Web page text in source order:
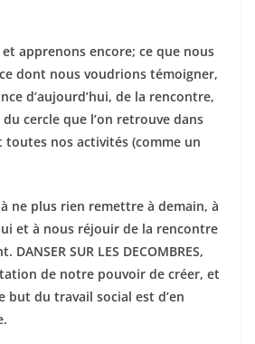
apprenons encore; ce que nous
dont nous voudrions témoigner,
d’aujourd’hui, de la rencontre,
cercle que l’on retrouve dans
nos activités (comme un
ne plus rien remettre à demain, à
et à nous réjouir de la rencontre
SUR LES DECOMBRES,
de notre pouvoir de créer, et
but du travail social est d’en